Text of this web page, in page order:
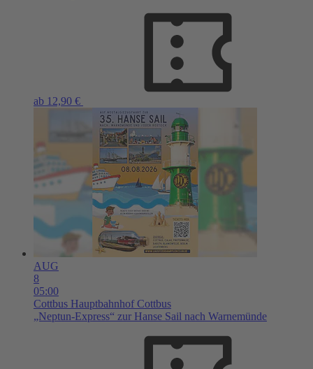
ab 12,90 €
AUG
8
05:00
Cottbus Hauptbahnhof Cottbus
„Neptun-Express“ zur Hanse Sail nach Warnemünde